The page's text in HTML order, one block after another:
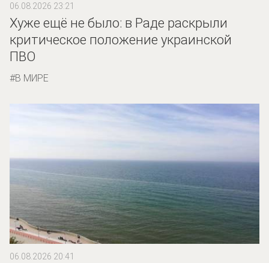
06.08.2026 23:21
Хуже ещё не было: в Раде раскрыли
критическое положение украинской
ПВО
В МИРЕ
06.08.2026 20:41